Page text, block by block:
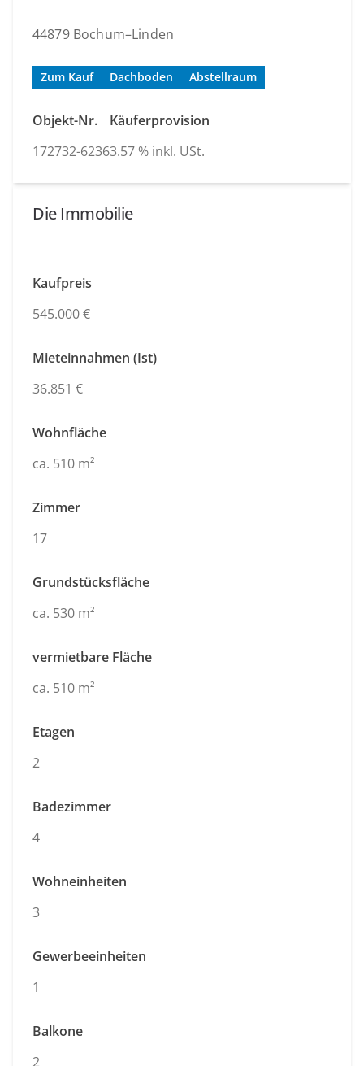
44879 Bochum–Linden
Zum Kauf Dachboden Abstellraum
Objekt-Nr.
172732-6236
Käuferprovision
3.57 % inkl. USt.
Die Immobilie
Kaufpreis
545.000 €
Mieteinnahmen (Ist)
36.851 €
Wohnfläche
ca. 510 m²
Zimmer
17
Grundstücksfläche
ca. 530 m²
vermietbare Fläche
ca. 510 m²
Etagen
2
Badezimmer
4
Wohneinheiten
3
Gewerbeeinheiten
1
Balkone
2